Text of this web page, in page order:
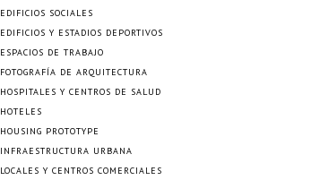
EDIFICIOS SOCIALES
EDIFICIOS Y ESTADIOS DEPORTIVOS
ESPACIOS DE TRABAJO
FOTOGRAFÍA DE ARQUITECTURA
HOSPITALES Y CENTROS DE SALUD
HOTELES
HOUSING PROTOTYPE
INFRAESTRUCTURA URBANA
LOCALES Y CENTROS COMERCIALES